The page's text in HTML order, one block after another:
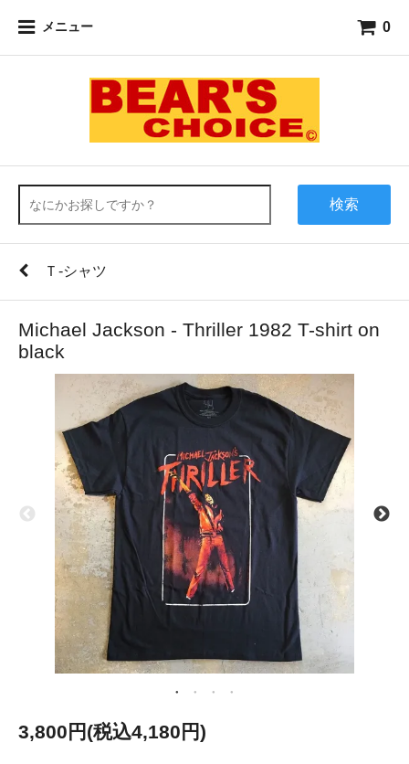
メニュー 0
検索
Ｔ-シャツ
Michael Jackson - Thriller 1982 T-shirt on
black
3,800円(税込4,180円)